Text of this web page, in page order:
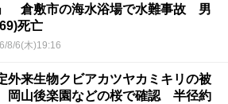
倉敷市の海水浴場で水難事故 男
死亡
8/6(木)19:16
外来生物クビアカツヤカミキリの被
山後楽園などの桜で確認 半径約